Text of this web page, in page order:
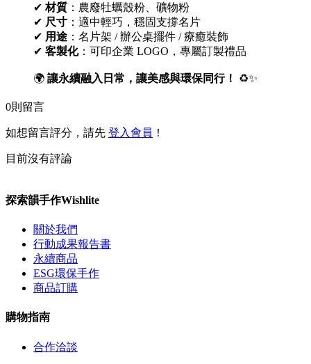
✔材質 ：農廢牡蠣殼粉、礦物粉
✔ 尺寸 ：適中輕巧，穩固支撐名片
✔ 用途 ：名片架 / 辦公桌擺件 / 療癒裝飾
✔ 客製化：可印企業 LOGO，專屬訂製禮品
🌍 讓永續融入日常，讓美感與環保同行！ ♻✨
0則留言
如想留言評分，請先 登入會員 ！
目前沒有評論
探索韻手作Wishlite
關於我們
行動成果報告書
永續商品
ESG環保手作
商品訂購
購物指南
合作洽談